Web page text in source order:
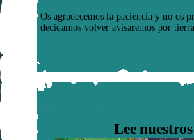
Os agradecemos la paciencia y no os
decidamos volver avisaremos por
Lee